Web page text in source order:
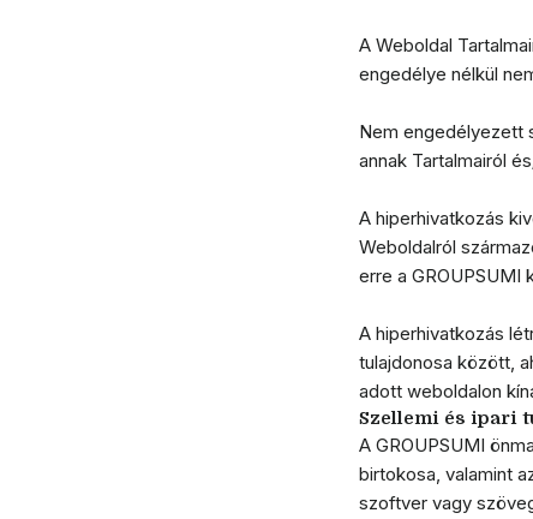
A Weboldal
engedélye nélkül
Nem engedélyezett
annak Tartalmairól
A hiperhivatkozás
Weboldalról
erre a
A hiperhivatkozás
tulajdonosa között,
adott weboldalon
Szellemi és ipari
A GROUPSUMI
birtokosa, valamint
szoftver vagy